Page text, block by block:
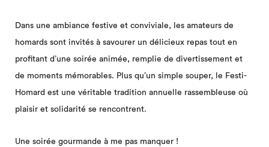
Dans une ambiance festive et conviviale, les amateurs de
homards sont invités à savourer un délicieux repas tout en
profitant d’une soirée animée, remplie de divertissement et
de moments mémorables. Plus qu’un simple souper, le Festi-
Homard est une véritable tradition annuelle rassembleuse où
plaisir et solidarité se rencontrent.
Une soirée gourmande à me pas manquer !